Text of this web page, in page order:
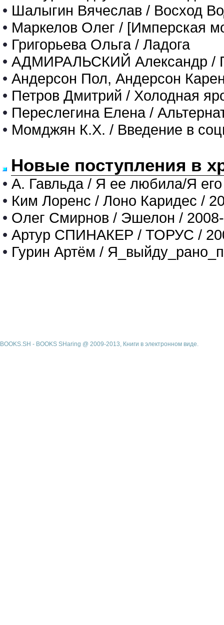
• Шалыгин Вячеслав / Восход
• Маркелов Олег / [Имперская
• Григорьева Ольга / Ладога
• АДМИРАЛЬСКИЙ Александр /
• Андерсон Пол, Андерсон
• Петров Дмитрий / Холодная
• Переслегина Елена /
• Момджян К.Х. / Введение в
Новые поступления в
• А. Гавльда / Я ее любила/Я
• Ким Лоренс / Лоно Каридес /
• Олег Смирнов / Эшелон /
• Артур СПИНАКЕР / ТОРУС /
• Гурин Артём /
BOOKS.SH - BOOKS SHaring @ 2009-2013, Книги в электронном виде.